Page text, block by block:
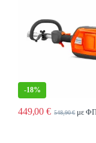
-18%
449,00€ 548,90€με